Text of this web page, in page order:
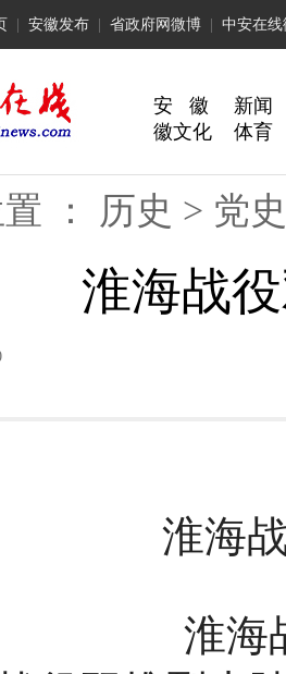
安徽发布 省政府网微博 中安在线
安 徽
新闻
徽文化
体育
： 历史 > 党
淮海战
淮海战
淮海战